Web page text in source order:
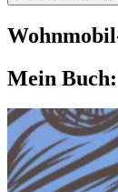
Mein